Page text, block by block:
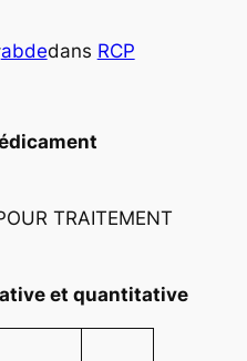
abdedans RCP
TRAITEMENT
et quantitative